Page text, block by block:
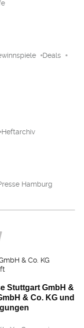
Deals
Heftarchiv
Hamburg
& Co. KG
Stuttgart GmbH &
& Co. KG und